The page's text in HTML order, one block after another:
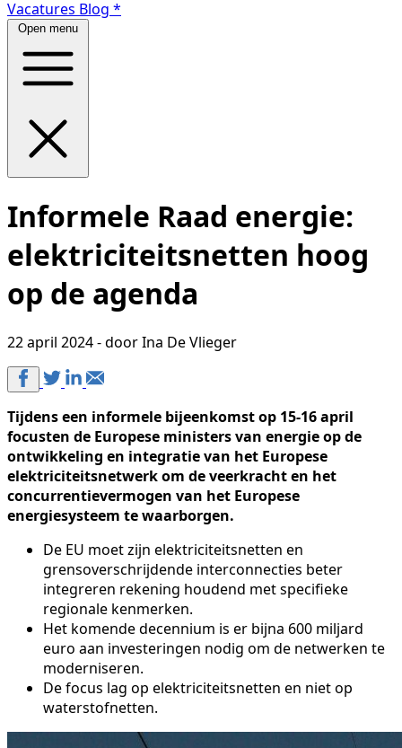
Vacatures Blog *
Open menu
Informele Raad energie:
elektriciteitsnetten hoog
op de agenda
22 april 2024 - door Ina De Vlieger
Tijdens een informele bijeenkomst op 15-16 april
focusten de Europese ministers van energie op de
ontwikkeling en integratie van het Europese
elektriciteitsnetwerk om de veerkracht en het
concurrentievermogen van het Europese
energiesysteem te waarborgen.
De EU moet zijn elektriciteitsnetten en
grensoverschrijdende interconnecties beter
integreren rekening houdend met specifieke
regionale kenmerken.
Het komende decennium is er bijna 600 miljard
euro aan investeringen nodig om de netwerken te
moderniseren.
De focus lag op elektriciteitsnetten en niet op
waterstofnetten.